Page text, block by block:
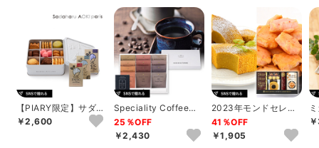
【PIARY限定】サダハ
ル アオキ パリ コフレ
アソー...
￥2,600
Speciality Coffeeセ
ットC
25％OFF
￥2,430
2023年モンドセレク
ション銀賞受賞 セイ
コー珈琲＆和洋...
41％OFF
￥1,905